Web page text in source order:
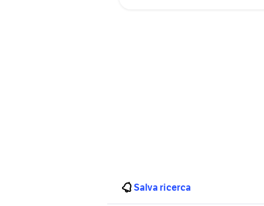
Salva ricerca